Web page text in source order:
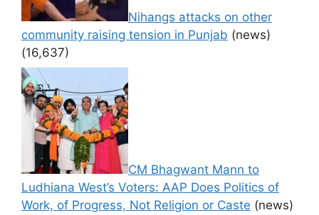
Nihangs attacks on other
community raising tension in Punjab (news)
(16,637)
CM Bhagwant Mann to
Ludhiana West’s Voters: AAP Does Politics of
Work, of Progress, Not Religion or Caste (news)